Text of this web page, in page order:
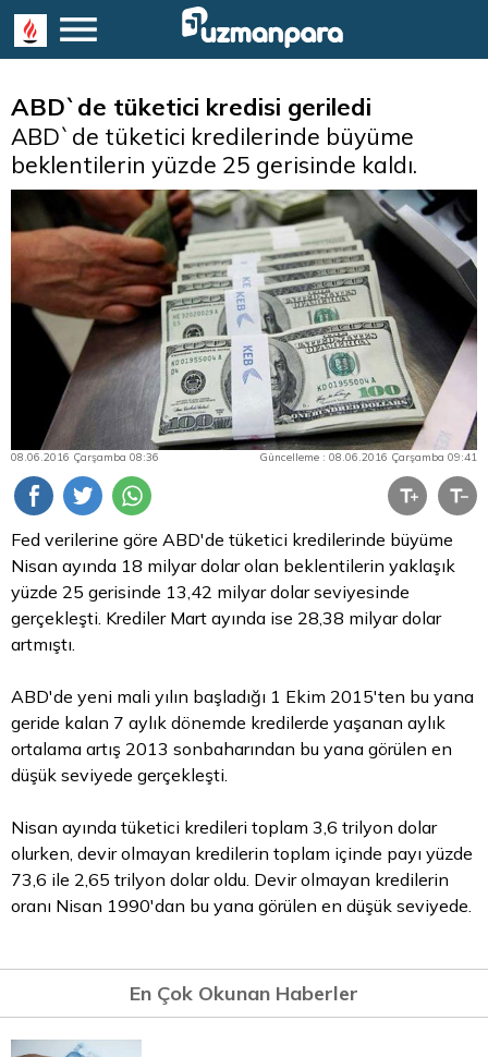
ABD`de tüketici kredisi geriledi
ABD`de tüketici kredilerinde büyüme
beklentilerin yüzde 25 gerisinde kaldı.
08.06.2016 Çarşamba 08:36 Güncelleme : 08.06.2016 Çarşamba 09:41
Fed verilerine göre ABD'de tüketici kredilerinde büyüme
Nisan ayında 18 milyardolarolan beklentilerin yaklaşık
yüzde 25 gerisinde 13,42 milyar dolar seviyesinde
gerçekleşti. Krediler Mart ayında ise 28,38 milyar dolar
artmıştı.
ABD'de yeni mali yılın başladığı 1 Ekim 2015'ten bu yana
geride kalan 7 aylık dönemde kredilerde yaşanan aylık
ortalama artış 2013 sonbaharından bu yana görülen en
düşük seviyede gerçekleşti.
Nisan ayında tüketici kredileri toplam 3,6 trilyon dolar
olurken, devir olmayan kredilerin toplam içinde payı yüzde
73,6 ile 2,65 trilyon dolar oldu. Devir olmayan kredilerin
oranı Nisan 1990'dan bu yana görülen en düşük seviyede.
En Çok Okunan Haberler